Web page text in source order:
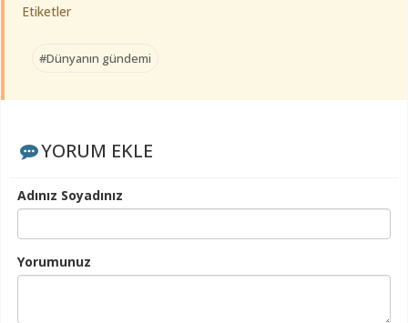
Etiketler
#Dünyanın gündemi
YORUM EKLE
Adınız Soyadınız
Yorumunuz